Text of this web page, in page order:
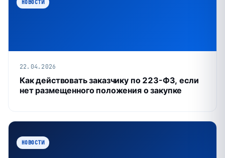
НОВОСТИ
22.04.2026
Как действовать заказчику по 223-ФЗ, если
нет размещенного положения о закупке
НОВОСТИ